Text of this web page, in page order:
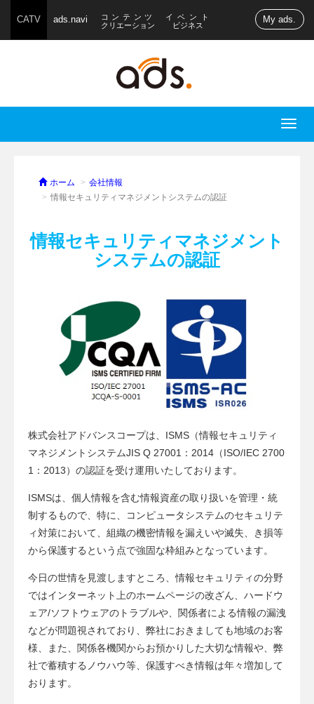
CATV ads.navi
コンテンツ
クリエーション
イベント
ビジネス
My ads.
T
o
ホーム
会社情報
情報セキュリティマネジメントシステムの認証
情報セキュリティマネジメント
システムの認証
株式会社アドバンスコープは、ISMS（情報セキュリティ
マネジメントシステムJIS Q 27001：2014（ISO/IEC 2700
1：2013）の認証を受け運用いたしております。
ISMSは、個人情報を含む情報資産の取り扱いを管理・統
制するもので、特に、コンピュータシステムのセキュリテ
ィ対策において、組織の機密情報を漏えいや滅失、き損等
から保護するという点で強固な枠組みとなっています。
今日の世情を見渡しますところ、情報セキュリティの分野
ではインターネット上のホームページの改ざん、ハードウ
ェア/ソフトウェアのトラブルや、関係者による情報の漏洩
などが問題視されており、弊社におきましても地域のお客
様、また、関係各機関からお預かりした大切な情報や、弊
社で蓄積するノウハウ等、保護すべき情報は年々増加して
おります。